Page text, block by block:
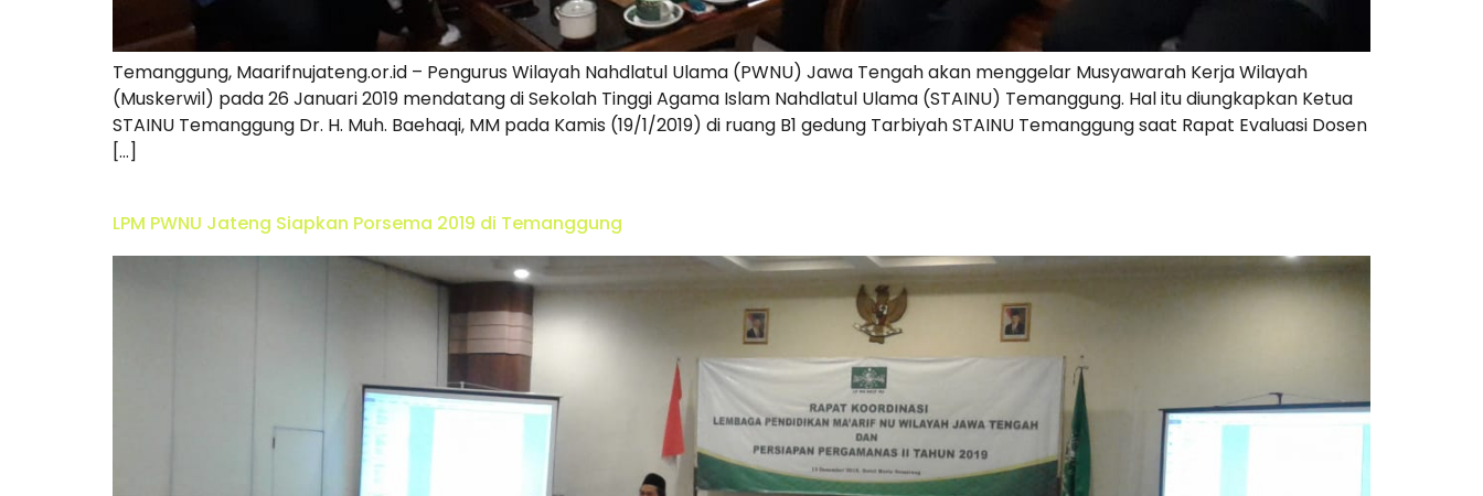
Temanggung, Maarifnujateng.or.id – Pengurus Wilayah Nahdlatul Ulama (PWNU) Jawa Tengah akan menggelar Musyawarah Kerja Wilayah
(Muskerwil) pada 26 Januari 2019 mendatang di Sekolah Tinggi Agama Islam Nahdlatul Ulama (STAINU) Temanggung. Hal itu diungkapkan Ketua
STAINU Temanggung Dr. H. Muh. Baehaqi, MM pada Kamis (19/1/2019) di ruang B1 gedung Tarbiyah STAINU Temanggung saat Rapat Evaluasi Dosen
[…]
LPM PWNU Jateng Siapkan Porsema 2019 di Temanggung